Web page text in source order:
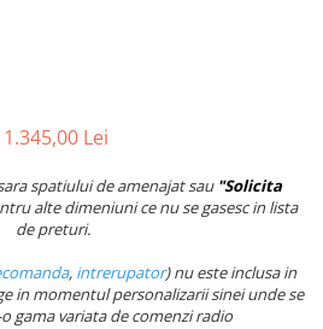
1.345,00 Lei
spatiului de amenajat sau "Solicita
alte dimeniuni ce nu se gasesc in lista
de preturi.
, intrerupator) nu este inclusa in
in momentul personalizarii sinei unde se
gama variata de comenzi radio